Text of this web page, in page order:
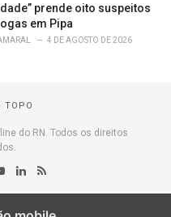
prende oito suspeitos
em Pipa
4 DE AGOSTO DE 2026
TOPO
do RN. Todos os direitos